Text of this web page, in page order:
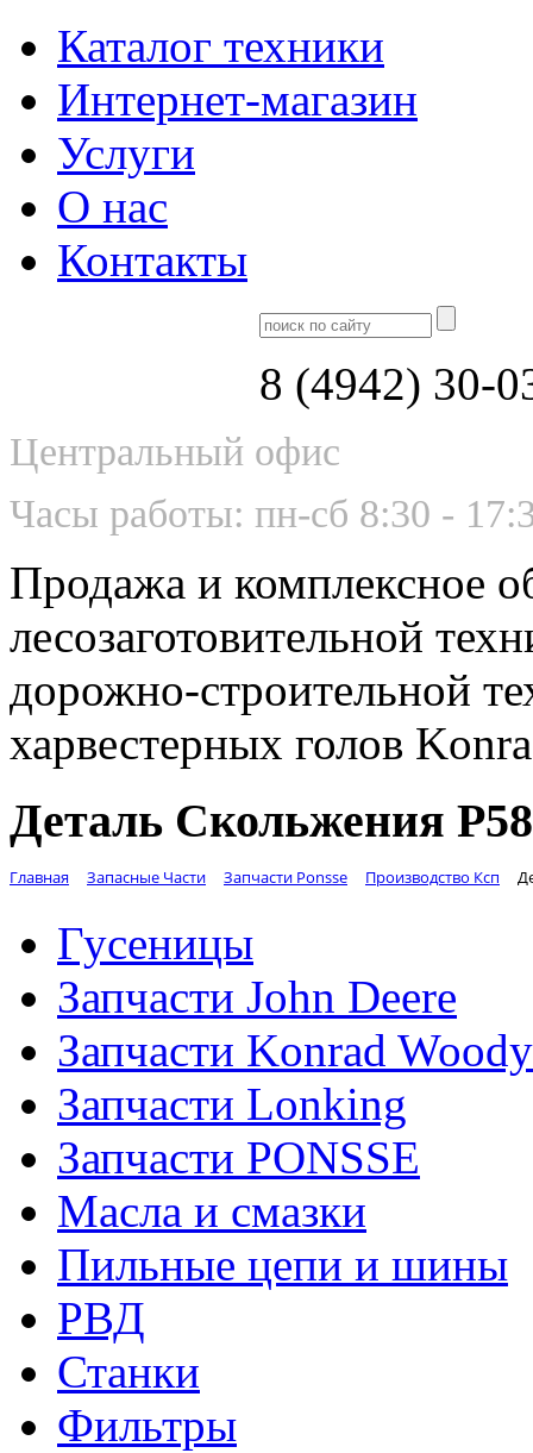
Каталог техники
Интернет-магазин
Услуги
О нас
Контакты
8 (4942) 30-
Центральный офис
Часы работы: пн-сб 8:30 -
Продажа и комплексное
лесозаготовительной
дорожно-строительной
харвестерных голов
Деталь Скольжения
Главная Запасные Части Запчасти Ponsse Производство Ксп
Гусеницы
Запчасти John Deere
Запчасти Konrad Woody
Запчасти Lonking
Запчасти PONSSE
Масла и смазки
Пильные цепи и шины
РВД
Станки
Фильтры